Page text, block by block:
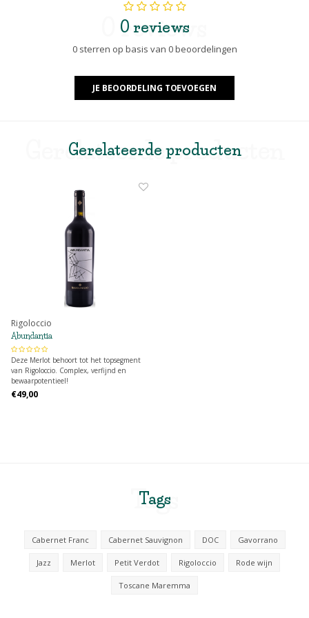
0 reviews
0 reviews
0 sterren op basis van 0 beoordelingen
JE BEOORDELING TOEVOEGEN
Gerelateerde producten
Gerelateerde producten
Rigoloccio
Abundantia
Deze Merlot behoort tot het topsegment
van Rigoloccio. Complex, verfijnd en
bewaarpotentieel!
€49,00
Tags
Tags
Cabernet Franc Cabernet Sauvignon DOC Gavorrano
Jazz Merlot Petit Verdot Rigoloccio Rode wijn
Toscane Maremma